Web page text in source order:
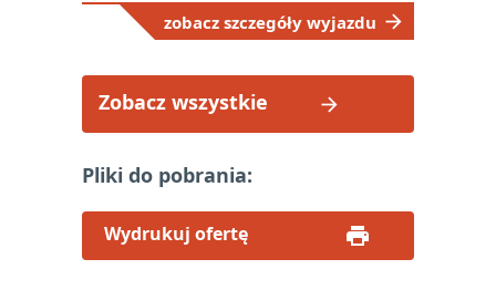
zobacz szczegóły wyjazdu
Zobacz wszystkie
Pliki do pobrania:
Wydrukuj ofertę